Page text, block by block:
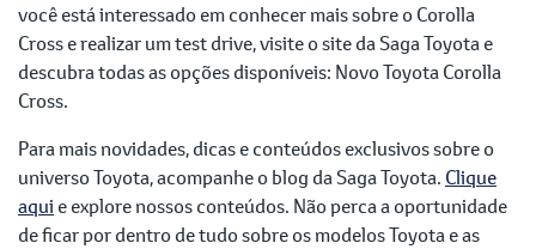
você está interessado em conhecer mais sobre o Corolla
Cross e realizar um test drive, visite o site da Saga Toyota e
descubra todas as opções disponíveis: Novo Toyota Corolla
Cross.
Para mais novidades, dicas e conteúdos exclusivos sobre o
universo Toyota, acompanhe o blog da Saga Toyota. Clique
aqui e explore nossos conteúdos. Não perca a oportunidade
de ficar por dentro de tudo sobre os modelos Toyota e as